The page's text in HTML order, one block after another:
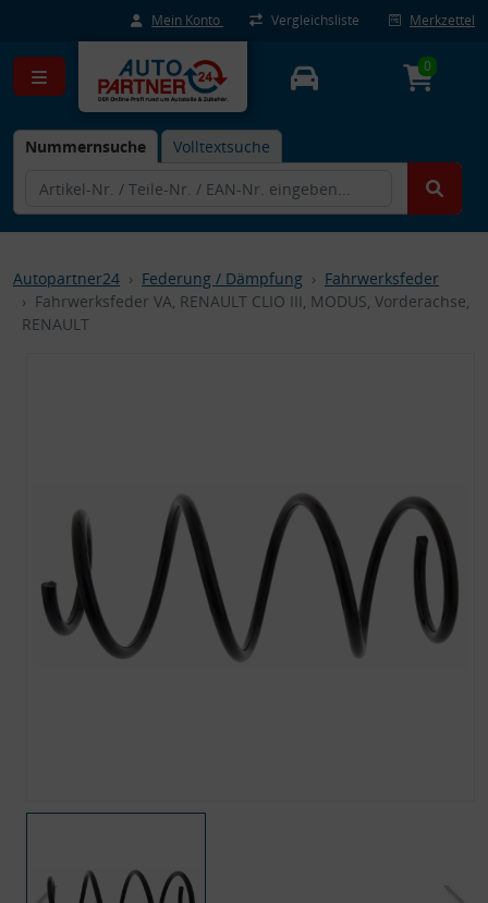
Mein Konto Vergleichsliste Merkzettel
Nummernsuche Volltextsuche
0
Autopartner24 Federung / Dämpfung
Fahrwerksfeder
Fahrwerksfeder VA, RENAULT CLIO III, MODUS, Vorderachse,
RENAULT